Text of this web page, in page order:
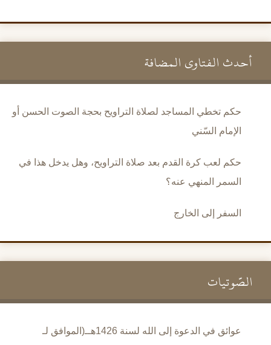
أحدث الفتاوى المضافة
حكم تخطي المساجد لصلاة التراويح بحجة الصوت الحسن أو
الإمام السّني
حكم لعب كرة القدم بعد صلاة التراويح، وهل يدخل هذا في
السمر المنهي عنه؟
السفر إلى الخارج
الصَّوتيات
عوائق في الدعوة إلى الله لسنة 1426هــ(الموافق لـ